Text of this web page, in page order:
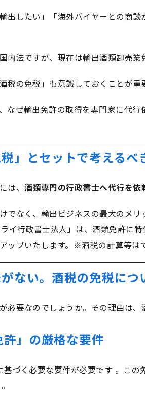
出したい」「海外バイヤーとの商
内法ですが、現在は輸出酒類卸売業
の免税」も意識しておくことが重
なぜ輸出免許の取得を専門家に代
」とセットで考える
は、酒類専門の行政書士へ代行を依
でなく、輸出ビジネスの最大のメ
イ行政書士法人」は、酒類免許に
ップいたします。※酒税の計算等は
ない。酒税の免税につ
必要なのでしょうか。その理由は、
」の厳格な要件
づく必要な要件が必要です 。こ